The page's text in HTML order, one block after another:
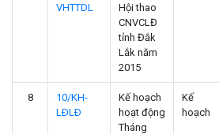
VHTTDL
Hội thao
CNVCLĐ
tỉnh Đắk
Lắk năm
2015
8
10/KH-
LÐLÐ
Kế hoạch
hoạt động
Tháng
Kế
hoạch